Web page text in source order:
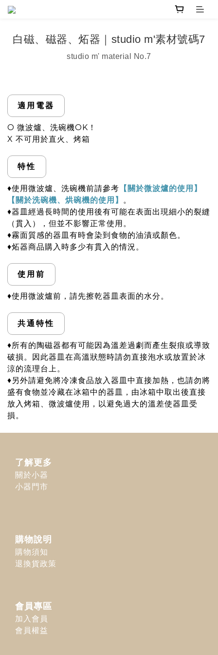
白磁、磁器、炻器｜studio m'素材號碼7
studio m' material No.7
適用電器
O 微波爐、洗碗機OK！
X 不可用於直火、烤箱
特性
♦使用微波爐、洗碗機前請參考 【關於微波爐的使用】
【關於洗碗機、烘碗機的使用】
。
♦器皿經過長時間的使用後有可能在表面出現細小的裂縫
（貫入），但並不影響正常使用。
♦霧面質感的器皿有時會染到食物的油漬或顏色。
♦炻器商品購入時多少有貫入的情況。
使用前
♦使用微波爐前，請先擦乾器皿表面的水分。
共通特性
♦所有的陶磁器都有可能因為溫差過劇而產生裂痕或導致
破損。因此器皿在高溫狀態時請勿直接泡水或放置於冰
涼的流理台上。
♦另外請避免將冷凍食品放入器皿中直接加熱，也請勿將
盛有食物並冷藏在冰箱中的器皿，由冰箱中取出後直接
放入烤箱、微波爐使用，以避免過大的溫差使器皿受
損。
了解更多
關於小器
小器門市
購物說明
購物須知
退換貨政策
會員專區
加入會員
會員權益